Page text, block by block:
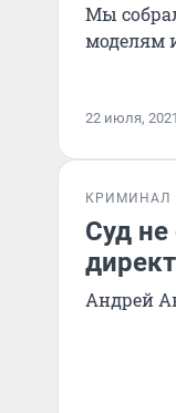
Мы
моделям
22 июля,
КРИМИНАЛ
Суд не
Андрей